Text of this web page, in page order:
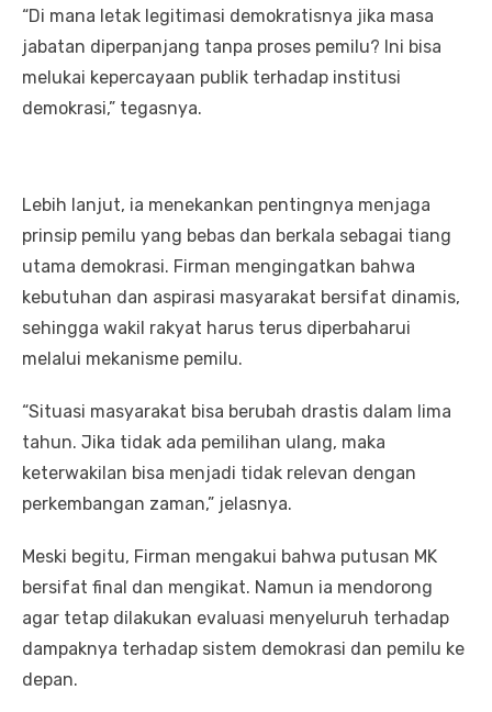
“Di mana letak legitimasi demokratisnya jika masa
jabatan diperpanjang tanpa proses pemilu? Ini bisa
melukai kepercayaan publik terhadap institusi
demokrasi,” tegasnya.
Lebih lanjut, ia menekankan pentingnya menjaga
prinsip pemilu yang bebas dan berkala sebagai tiang
utama demokrasi. Firman mengingatkan bahwa
kebutuhan dan aspirasi masyarakat bersifat dinamis,
sehingga wakil rakyat harus terus diperbaharui
melalui mekanisme pemilu.
“Situasi masyarakat bisa berubah drastis dalam lima
tahun. Jika tidak ada pemilihan ulang, maka
keterwakilan bisa menjadi tidak relevan dengan
perkembangan zaman,” jelasnya.
Meski begitu, Firman mengakui bahwa putusan MK
bersifat final dan mengikat. Namun ia mendorong
agar tetap dilakukan evaluasi menyeluruh terhadap
dampaknya terhadap sistem demokrasi dan pemilu ke
depan.